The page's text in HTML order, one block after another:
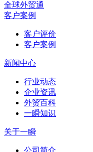
全球外贸通
客户案例
客户评价
客户案例
新闻中心
行业动态
企业资讯
外贸百科
一瞬知识
关于一瞬
公司简介